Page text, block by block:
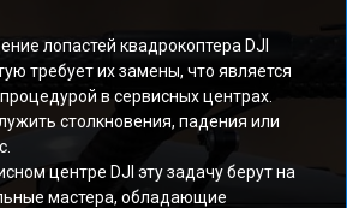
лопастей квадрокоптера DJI
требует их замены, что является
в сервисных центрах.
столкновения, падения или
центре DJI эту задачу берут на
мастера, обладающие